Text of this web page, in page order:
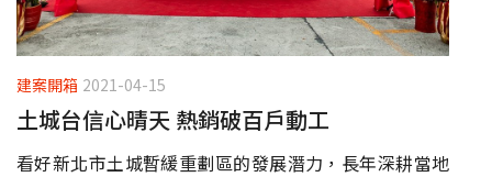
建案開箱 2021-04-15
土城台信心晴天 熱銷破百戶動工
看好新北市土城暫緩重劃區的發展潛力，長年深耕當地